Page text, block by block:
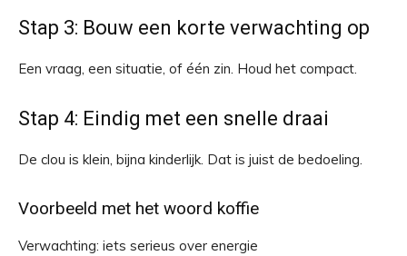
Stap 3: Bouw een korte verwachting op
Een vraag, een situatie, of één zin. Houd het compact.
Stap 4: Eindig met een snelle draai
De clou is klein, bijna kinderlijk. Dat is juist de bedoeling.
Voorbeeld met het woord koffie
Verwachting: iets serieus over energie